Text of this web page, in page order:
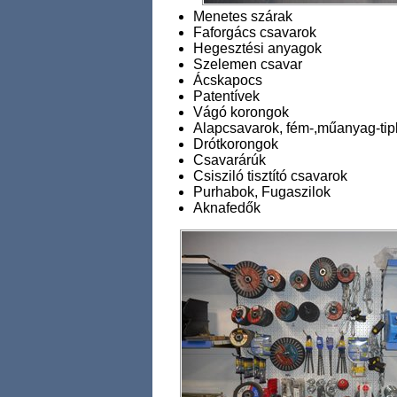
Menetes szárak
Faforgács csavarok
Hegesztési anyagok
Szelemen csavar
Ácskapocs
Patentívek
Vágó korongok
Alapcsavarok, fém-,műanyag-
Drótkorongok
Csavarárúk
Csisziló tisztító csavarok
Purhabok, Fugaszilok
Aknafedők